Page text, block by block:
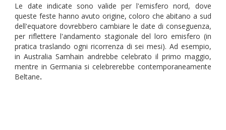
Le date indicate sono valide per l'emisfero nord, dove
queste feste hanno avuto origine, coloro che abitano a sud
dell'equatore dovrebbero cambiare le date di conseguenza,
per riflettere l'andamento stagionale del loro emisfero (in
pratica traslando ogni ricorrenza di sei mesi). Ad esempio,
in Australia Samhain andrebbe celebrato il primo maggio,
mentre in Germania si celebrerebbe contemporaneamente
Beltane.